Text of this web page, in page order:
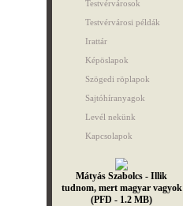
Testvérvárosok
Testvérvárosi példák
Irattár
Képöslapok
Szögedi röplapok
Sajtóhíranyagok
Levél nekünk
Kapcsolapok
Mátyás Szabolcs - Illik
tudnom, mert magyar vagyok
(PFD - 1.2 MB)